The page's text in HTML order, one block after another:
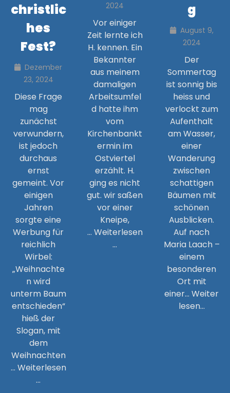
christlic
hes
Fest?
Dezember
23, 2024
Diese Frage
mag
zunächst
verwundern,
ist jedoch
durchaus
ernst
gemeint. Vor
einigen
Jahren
sorgte eine
Werbung für
reichlich
Wirbel:
„Weihnachte
n wird
unterm Baum
entschieden“
hieß der
Slogan, mit
dem
Weihnachten
… Weiterlesen
…
2024
Vor einiger
Zeit lernte ich
H. kennen. Ein
Bekannter
aus meinem
damaligen
Arbeitsumfel
d hatte ihm
vom
Kirchenbankt
ermin im
Ostviertel
erzählt. H.
ging es nicht
gut. wir saßen
vor einer
Kneipe,
… Weiterlesen
…
g
August 9,
2024
Der
Sommertag
ist sonnig bis
heiss und
verlockt zum
Aufenthalt
am Wasser,
einer
Wanderung
zwischen
schattigen
Bäumen mit
schönen
Ausblicken.
Auf nach
Maria Laach –
einem
besonderen
Ort mit
einer… Weiter
lesen…